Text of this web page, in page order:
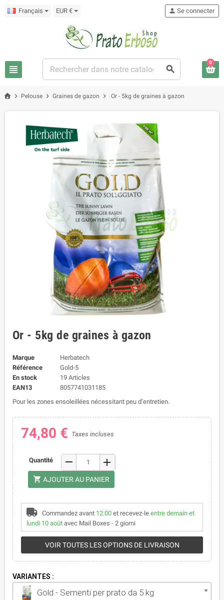
Français EUR €
view_headline search
person Se connecter
0
chevron_right Pelouse chevron_right Graines de gazon chevron_right Or - 5kg de graines à gazon
Or - 5kg de graines à gazon
Marque
Herbatech
Référence
Gold-5
En stock
19 Articles
EAN13
8057741031185
Pour les zones ensoleillées nécessitant peu d’entretien.
74,80 € Taxes incluses
Quantité remove add
shopping_cart AJOUTER AU PANIER
Commandez avant 12:00et recevez-le entre demain et
lundi 10 août avec Mail Boxes - 2 giorni
VOIR TOUTES LES OPTIONS DE LIVRAISON
VARIANTES :
Gold - Sementi per prato da 5 kg